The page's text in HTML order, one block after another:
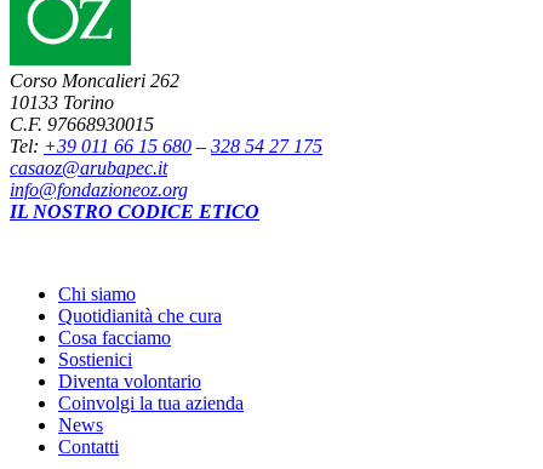
Corso Moncalieri 262
10133 Torino
C.F. 97668930015
Tel: +39 011 66 15 680 – 328 54 27 175
casaoz@arubapec.it
info@fondazioneoz.org
IL NOSTRO CODICE ETICO
Chi siamo
Quotidianità che cura
Cosa facciamo
Sostienici
Diventa volontario
Coinvolgi la tua azienda
News
Contatti